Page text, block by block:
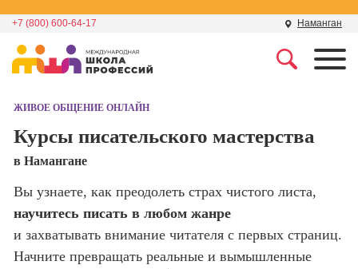
+7 (800) 600-64-17 Наманган
Школа дизайна
Школа актерского
мастерства
поисковой
продвижение
Профессия
Интернет-
ЖИВОЕ ОБЩЕНИЕ ОНЛАЙН
Курсы писательского мастерства
в Намангане
Вы узнаете, как преодолеть страх чистого листа,
научитесь писать в любом жанре
и захватывать внимание читателя с первых страниц.
Начните превращать реальные и вымышленные